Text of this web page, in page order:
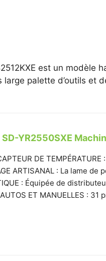
est un
palette d’outils et
YR2550SXE
DE
ARTISANAL : La lame
: Équipée de
ET MANUELLES :